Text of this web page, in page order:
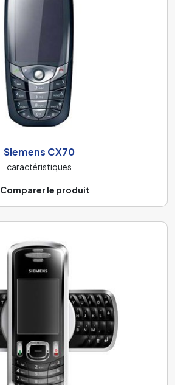
Siemens CX70
caractéristiques
Comparer le produit